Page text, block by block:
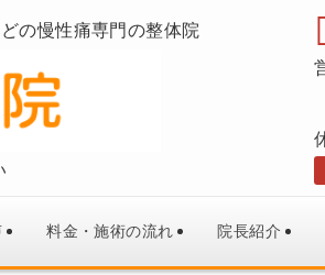
の慢性痛専門の整体院
料金・施術の流れ 院長紹介